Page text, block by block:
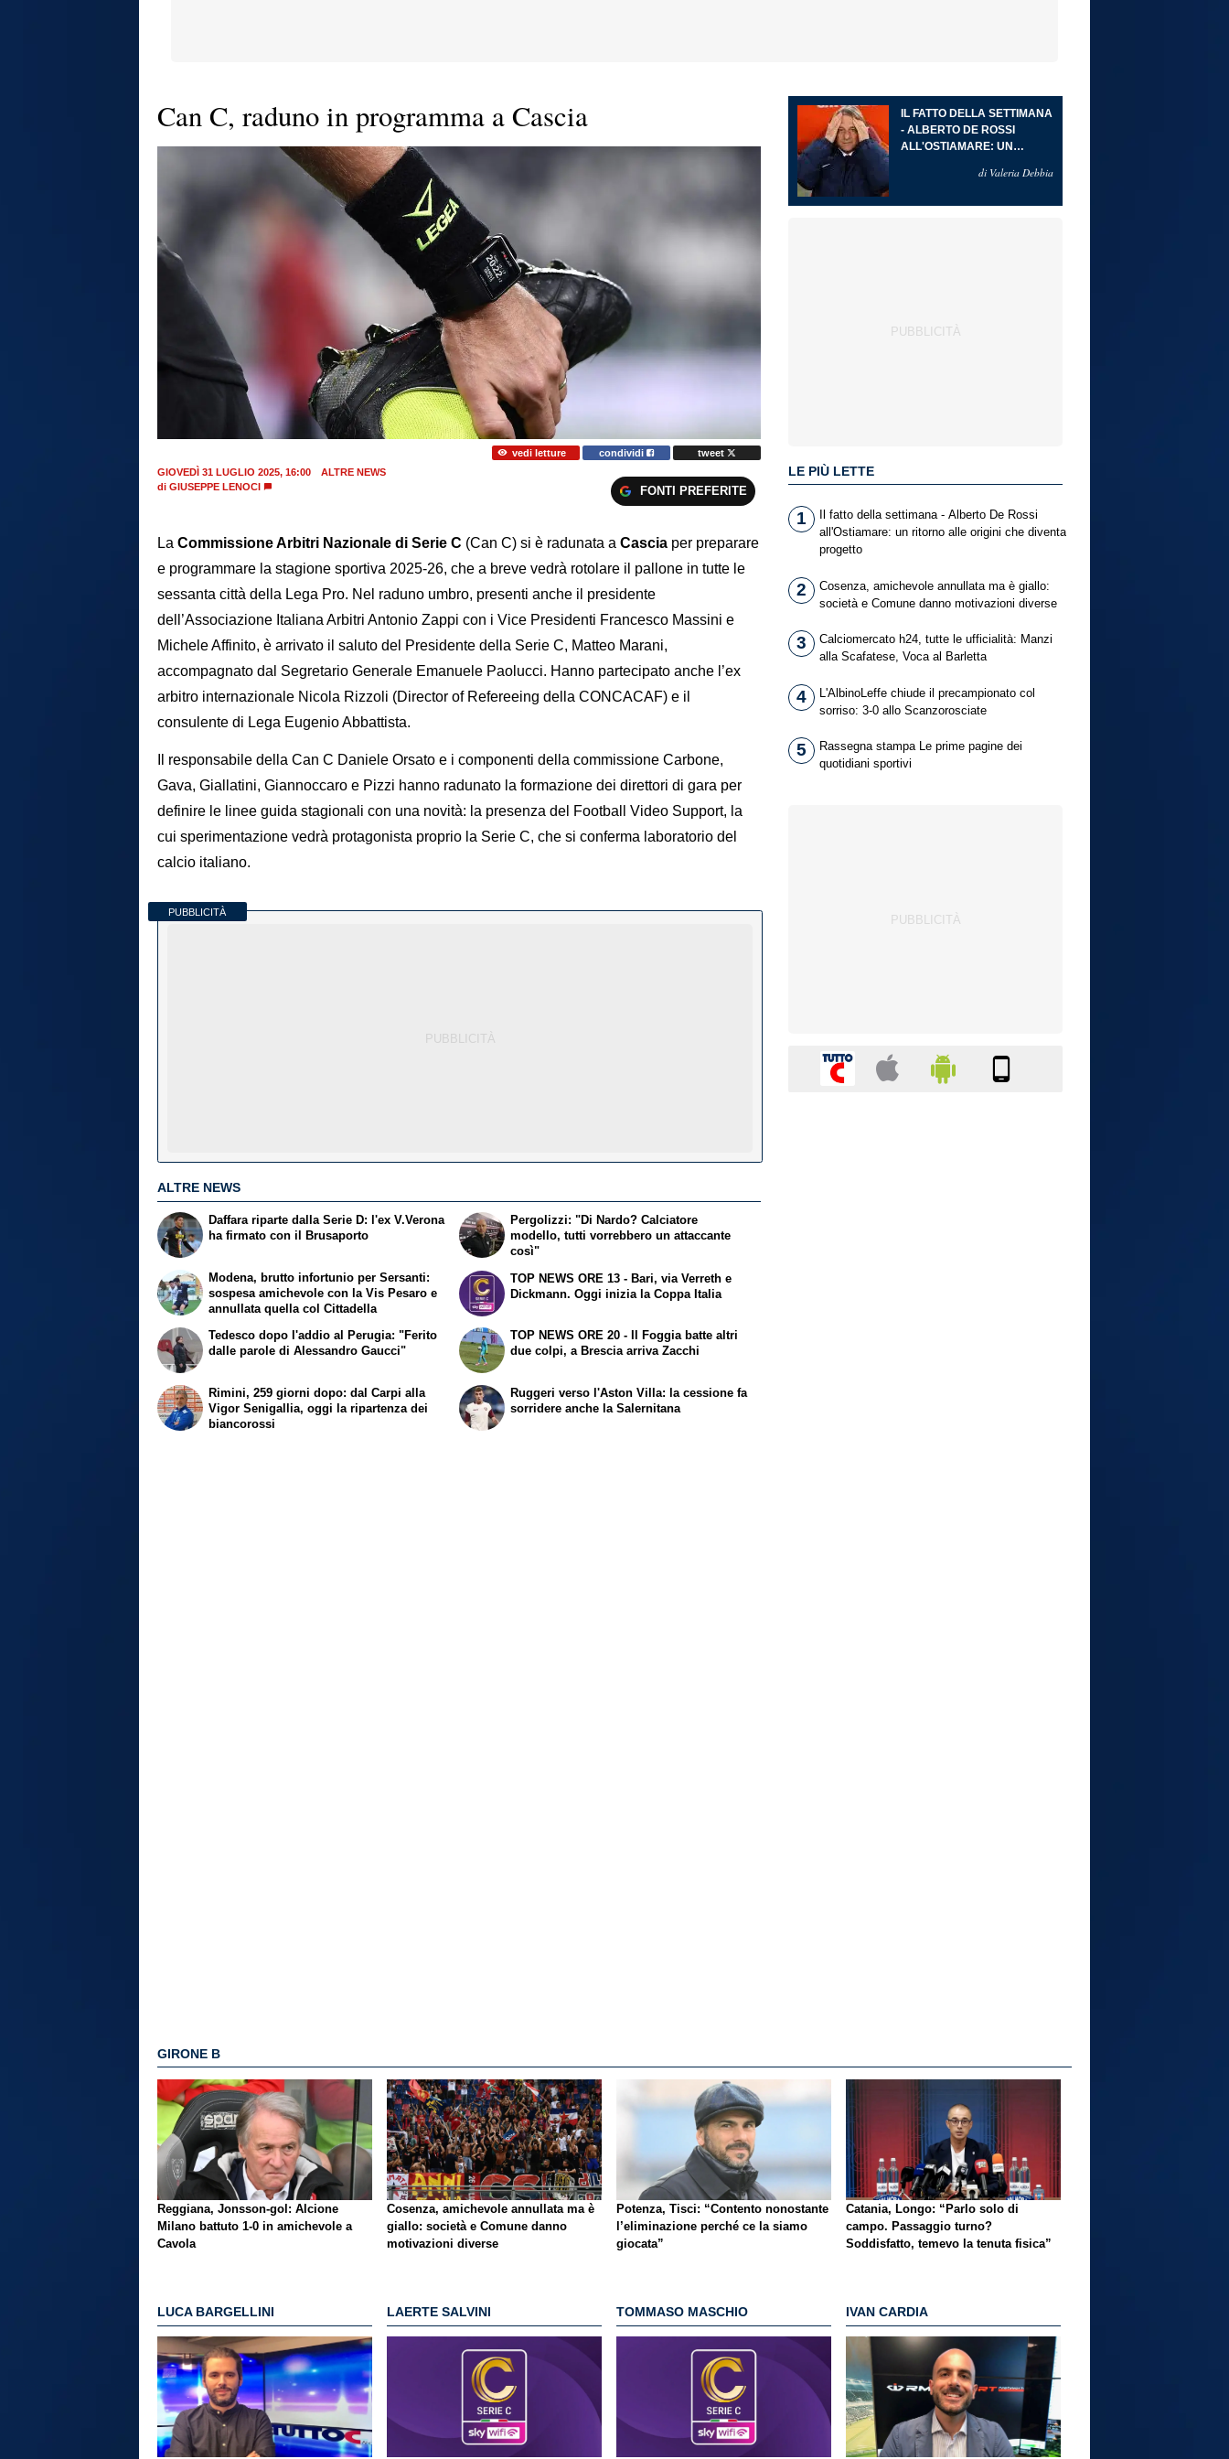
Can C, raduno in programma a Cascia
vedi letture condividi
tweet
GIOVEDÌ 31 LUGLIO 2025, 16:00
ALTRE NEWS
di GIUSEPPE LENOCI FONTI PREFERITE
La Commissione Arbitri Nazionale di Serie C (Can C) si è radunata a Cascia per preparare
e programmare la stagione sportiva 2025-26, che a breve vedrà rotolare il pallone in tutte le
sessanta città della Lega Pro. Nel raduno umbro, presenti anche il presidente
dell’Associazione Italiana Arbitri Antonio Zappi con i Vice Presidenti Francesco Massini e
Michele Affinito, è arrivato il saluto del Presidente della Serie C, Matteo Marani,
accompagnato dal Segretario Generale Emanuele Paolucci. Hanno partecipato anche l’ex
arbitro internazionale Nicola Rizzoli (Director of Refereeing della CONCACAF) e il
consulente di Lega Eugenio Abbattista.
Il responsabile della Can C Daniele Orsato e i componenti della commissione Carbone,
Gava, Giallatini, Giannoccaro e Pizzi hanno radunato la formazione dei direttori di gara per
definire le linee guida stagionali con una novità: la presenza del Football Video Support, la
cui sperimentazione vedrà protagonista proprio la Serie C, che si conferma laboratorio del
calcio italiano.
PUBBLICITÀ
ALTRE NEWS
Daffara riparte dalla Serie D: l'ex V.Verona
ha firmato con il Brusaporto
Modena, brutto infortunio per Sersanti:
sospesa amichevole con la Vis Pesaro e
annullata quella col Cittadella
Pergolizzi: "Di Nardo? Calciatore
modello, tutti vorrebbero un attaccante
così"
TOP NEWS ORE 13 - Bari, via Verreth e
Dickmann. Oggi inizia la Coppa Italia
Tedesco dopo l'addio al Perugia: "Ferito
dalle parole di Alessandro Gaucci"
Rimini, 259 giorni dopo: dal Carpi alla
Vigor Senigallia, oggi la ripartenza dei
biancorossi
TOP NEWS ORE 20 - Il Foggia batte altri
due colpi, a Brescia arriva Zacchi
Ruggeri verso l'Aston Villa: la cessione fa
sorridere anche la Salernitana
IL FATTO DELLA SETTIMANA
- ALBERTO DE ROSSI
ALL'OSTIAMARE: UN
DIVENTA PROGETTOdi Valeria Debbia
LE PIÙ LETTE
1
Il fatto della settimana - Alberto De Rossi
all'Ostiamare: un ritorno alle origini che diventa
progetto
2
Cosenza, amichevole annullata ma è giallo:
società e Comune danno motivazioni diverse
3
Calciomercato h24, tutte le ufficialità: Manzi
alla Scafatese, Voca al Barletta
4
L'AlbinoLeffe chiude il precampionato col
sorriso: 3-0 allo Scanzorosciate
5
Rassegna stampa Le prime pagine dei
quotidiani sportivi
GIRONE B
Reggiana, Jonsson-gol: Alcione
Milano battuto 1-0 in amichevole a
Cavola
Cosenza, amichevole annullata ma è
giallo: società e Comune danno
motivazioni diverse
Potenza, Tisci: “Contento nonostante
l’eliminazione perché ce la siamo
giocata”
Catania, Longo: “Parlo solo di
campo. Passaggio turno?
Soddisfatto, temevo la tenuta fisica”
LUCA BARGELLINI LAERTE SALVINI TOMMASO MASCHIO IVAN CARDIA